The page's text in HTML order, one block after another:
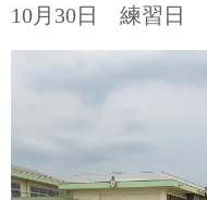
10月30日 練習日